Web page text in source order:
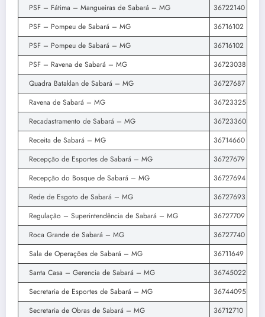
PSF – Fátima – Mangueiras de Sabará – MG
36722140
PSF – Pompeu de Sabará – MG
36716102
PSF – Pompeu de Sabará – MG
36716102
PSF – Ravena de Sabará – MG
36723038
Quadra Bataklan de Sabará – MG
36727687
Ravena de Sabará – MG
36723325
Recadastramento de Sabará – MG
36723360
Receita de Sabará – MG
36714660
Recepção de Esportes de Sabará – MG
36727679
Recepção do Bosque de Sabará – MG
36727694
Rede de Esgoto de Sabará – MG
36727693
Regulação – Superintendência de Sabará – MG
36727709
Roca Grande de Sabará – MG
36727740
Sala de Operações de Sabará – MG
36711649
Santa Casa – Gerencia de Sabará – MG
36745022
Secretaria de Esportes de Sabará – MG
36744095
Secretaria de Obras de Sabará – MG
36712710